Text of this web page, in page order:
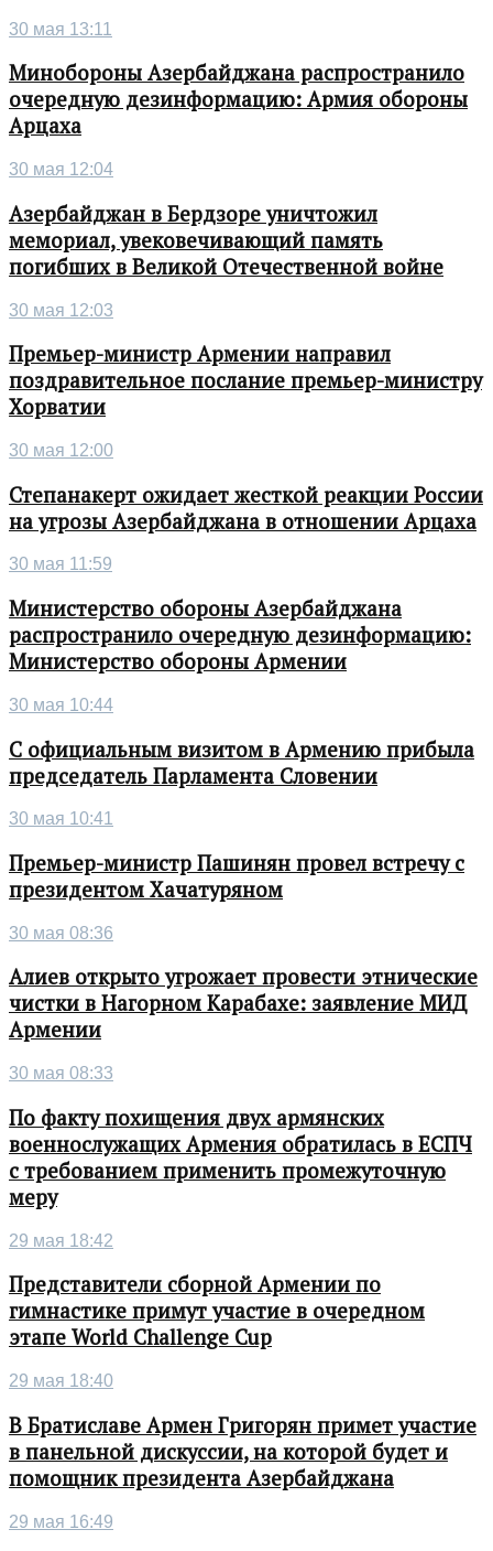
30 мая 13:11
Минобороны Азербайджана распространило
очередную дезинформацию: Армия обороны
Арцаха
30 мая 12:04
Азербайджан в Бердзоре уничтожил
мемориал, увековечивающий память
погибших в Великой Отечественной войне
30 мая 12:03
Премьер-министр Армении направил
поздравительное послание премьер-министру
Хорватии
30 мая 12:00
Степанакерт ожидает жесткой реакции России
на угрозы Азербайджана в отношении Арцаха
30 мая 11:59
Министерство обороны Азербайджана
распространило очередную дезинформацию:
Министерство обороны Армении
30 мая 10:44
С официальным визитом в Армению прибыла
председатель Парламента Словении
30 мая 10:41
Премьер-министр Пашинян провел встречу с
президентом Хачатуряном
30 мая 08:36
Алиев открыто угрожает провести этнические
чистки в Нагорном Карабахе: заявление МИД
Армении
30 мая 08:33
По факту похищения двух армянских
военнослужащих Армения обратилась в ЕСПЧ
с требованием применить промежуточную
меру
29 мая 18:42
Представители сборной Армении по
гимнастике примут участие в очередном
этапе World Challenge Cup
29 мая 18:40
В Братиславе Армен Григорян примет участие
в панельной дискуссии, на которой будет и
помощник президента Азербайджана
29 мая 16:49